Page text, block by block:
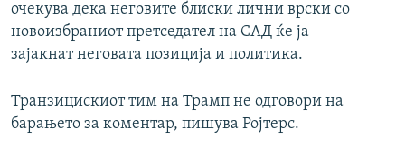
очекува дека неговите блиски лични врски со
новоизбраниот претседател на САД ќе ја
зајакнат неговата позиција и политика.
Транзицискиот тим на Трамп не одговори на
барањето за коментар, пишува Ројтерс.